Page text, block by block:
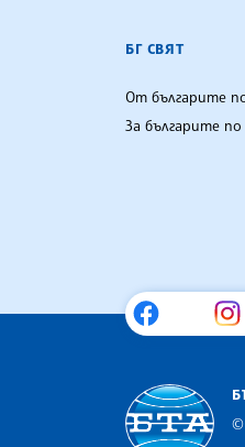
БГ СВЯТ
От българите
За българите по
©